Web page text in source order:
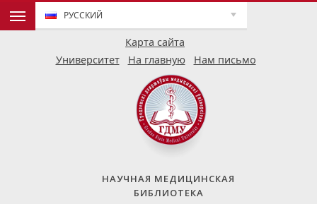
Карта сайта
РУССКИЙ
Университет На главную Нам письмо
НАУЧНАЯ МЕДИЦИНСКАЯ
БИБЛИОТЕКА